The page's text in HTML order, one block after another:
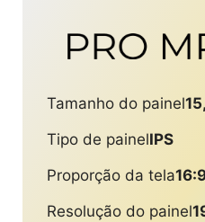
Tamanho do painel
Tipo de painelIPS
Proporção da tela
Resolução do painel